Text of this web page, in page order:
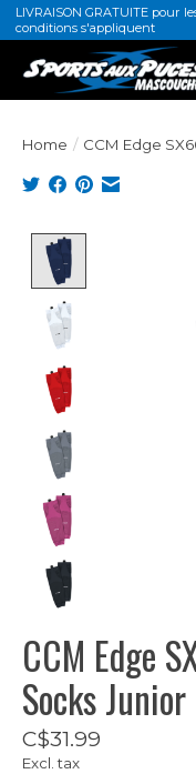
LIVRAISON GRATUITE pour
conditions s'appliquent
Home / CCM Edge
CCM Edge
Socks Junior
C$31.99
Excl. tax